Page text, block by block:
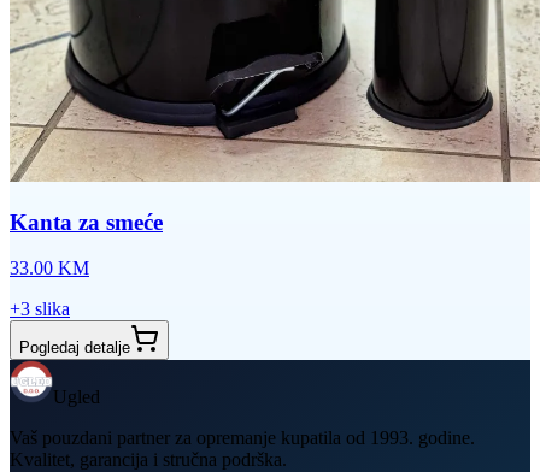
Kanta za smeće
33.00 KM
+3 slika
Pogledaj detalje
Ugled
Vaš pouzdani partner za opremanje kupatila od 1993. godine.
Kvalitet, garancija i stručna podrška.